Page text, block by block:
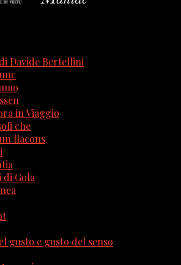
Davide Bertellini
in Viaggio
che
flacons
di Gola
gusto e gusto del senso